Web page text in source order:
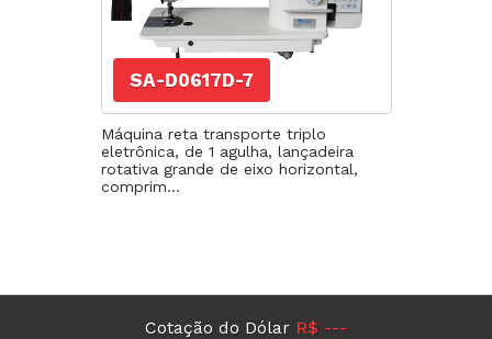
SA-D0617D-7
Máquina reta transporte triplo
eletrônica, de 1 agulha, lançadeira
rotativa grande de eixo horizontal,
comprim...
Cotação do Dólar R$ ---